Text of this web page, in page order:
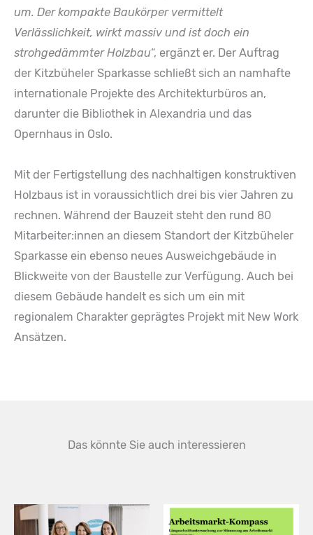
um. Der kompakte Baukörper vermittelt
Verlässlichkeit, wirkt massiv und ist doch ein
strohgedämmter Holzbau“, ergänzt er. Der Auftrag
der Kitzbüheler Sparkasse schließt sich an namhafte
internationale Projekte des Architekturbüros an,
darunter die Bibliothek in Alexandria und das
Opernhaus in Oslo.
Mit der Fertigstellung des nachhaltigen konstruktiven
Holzbaus ist in voraussichtlich drei bis vier Jahren zu
rechnen. Während der Bauzeit steht den rund 80
Mitarbeiter:innen an diesem Standort der Kitzbüheler
Sparkasse ein ebenso neues Ausweichgebäude in
Blickweite von der Baustelle zur Verfügung. Auch bei
diesem Gebäude handelt es sich um ein mit
regionalem Charakter geprägtes Projekt mit New Work
Ansätzen.
Das könnte Sie auch interessieren